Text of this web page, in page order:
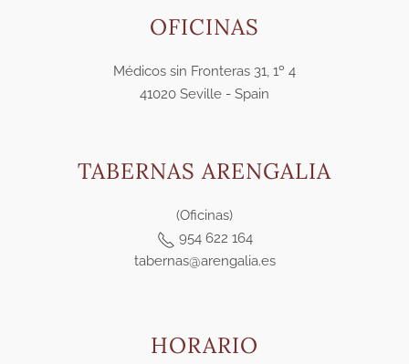
OFICINAS
Médicos sin Fronteras 31, 1º 4
41020 Seville - Spain
TABERNAS ARENGALIA
(Oficinas)
954 622 164
tabernas@arengalia.es
HORARIO